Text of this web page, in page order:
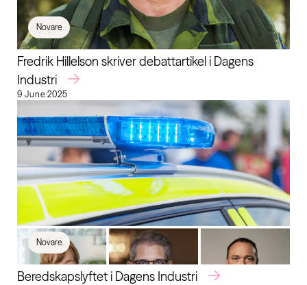
Novare
Fredrik Hillelson skriver debattartikel i Dagens
Industri
9 June 2025
Novare
Beredskapslyftet i Dagens Industri